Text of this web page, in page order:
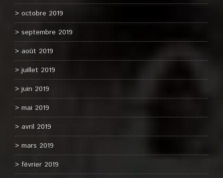
octobre 2019
septembre 2019
août 2019
juillet 2019
juin 2019
mai 2019
avril 2019
mars 2019
février 2019